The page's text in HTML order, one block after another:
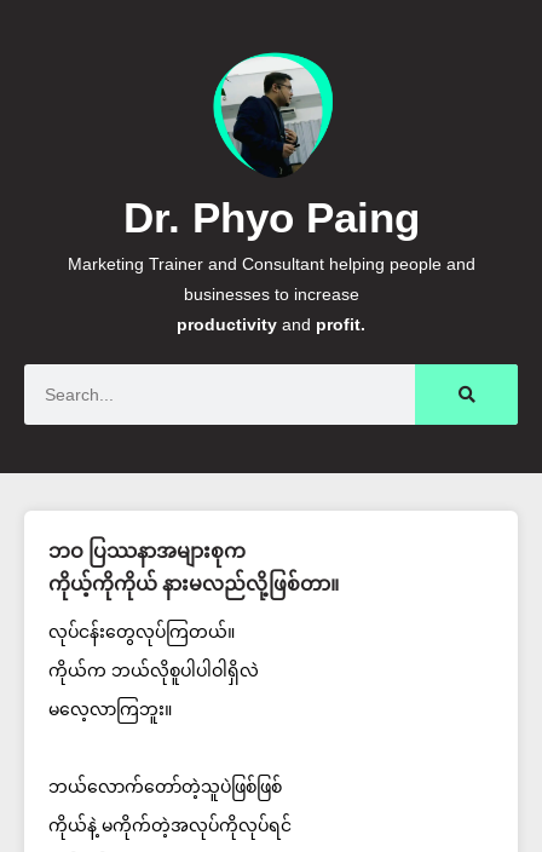
Dr. Phyo Paing
Marketing Trainer and Consultant helping people and
businesses to increase
productivity and profit.
ဘဝ ပြဿနာအများစုက
ကိုယ့်ကိုကိုယ် နားမလည်လို့ဖြစ်တာ။
လုပ်ငန်းတွေလုပ်ကြတယ်။
ကိုယ်က ဘယ်လိုစူပါပါဝါရှိလဲ
မလေ့လာကြဘူး။
ဘယ်လောက်တော်တဲ့သူပဲဖြစ်ဖြစ်
ကိုယ်နဲ့ မကိုက်တဲ့အလုပ်ကိုလုပ်ရင်